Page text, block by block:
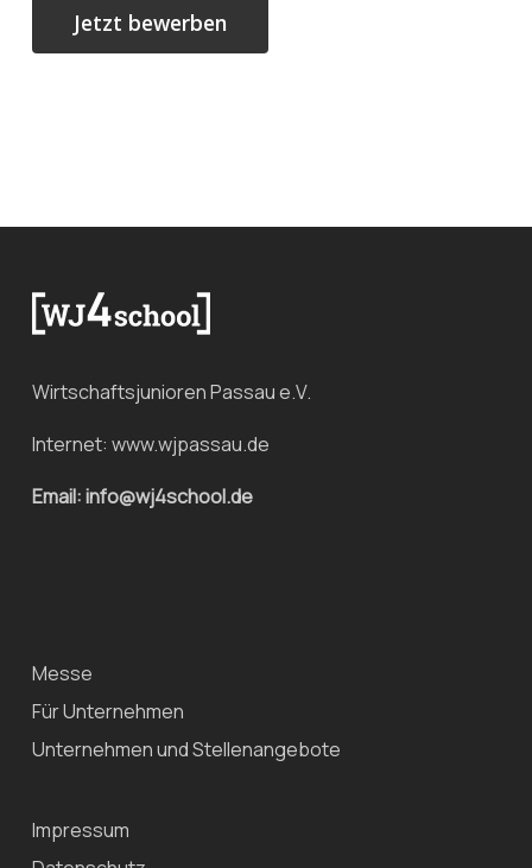
Wirtschaftsjunioren Passau e.V.
Internet: www.wjpassau.de
Email: info@wj4school.de
Messe
Für Unternehmen
Unternehmen und Stellenangebote
Impressum